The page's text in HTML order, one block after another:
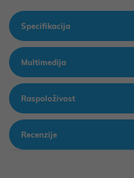
Specifikacija
Multimedija
Raspoloživost
Recenzije